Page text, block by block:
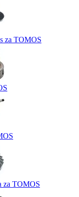
za TOMOS
za TOMOS